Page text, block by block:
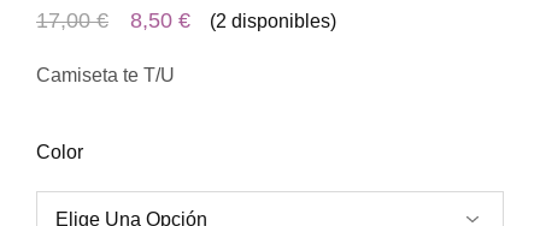
17,00€ 8,50 € (2 disponibles)
Camiseta te T/U
Color